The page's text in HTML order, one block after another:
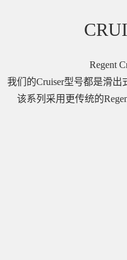
Regent
我们的Cruiser型号都是滑
该系列采用更传统的